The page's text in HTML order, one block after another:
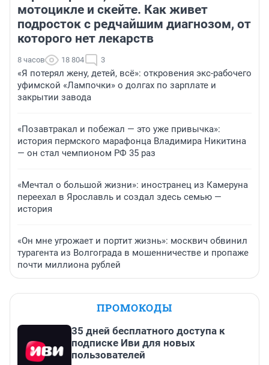
мотоцикле и скейте. Как живет
подросток с редчайшим диагнозом, от
которого нет лекарств
8 часов 18 804 3
«Я потерял жену, детей, всё»: откровения экс-рабочего
уфимской «Лампочки» о долгах по зарплате и
закрытии завода
«Позавтракал и побежал — это уже привычка»:
история пермского марафонца Владимира Никитина
— он стал чемпионом РФ 35 раз
«Мечтал о большой жизни»: иностранец из Камеруна
переехал в Ярославль и создал здесь семью —
история
«Он мне угрожает и портит жизнь»: москвич обвинил
турагента из Волгограда в мошенничестве и пропаже
почти миллиона рублей
ПРОМОКОДЫ
35 дней бесплатного доступа к
подписке Иви для новых
пользователей